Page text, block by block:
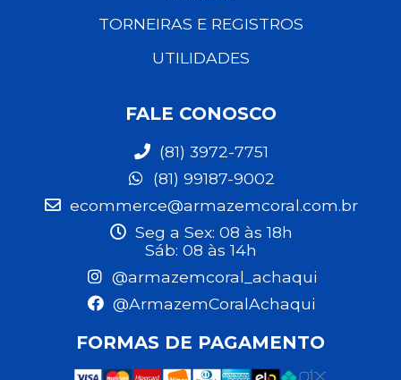
TORNEIRAS E REGISTROS
UTILIDADES
FALE CONOSCO
(81) 3972-7751
(81) 99187-9002
ecommerce@armazemcoral.com.br
Seg a Sex: 08 às 18h
Sáb: 08 às 14h
@armazemcoral_achaqui
@ArmazemCoralAchaqui
FORMAS DE PAGAMENTO